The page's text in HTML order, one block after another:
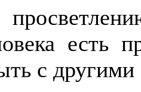
есть
с